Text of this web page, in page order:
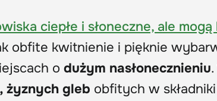
ciepłe i słoneczne, ale
obfite kwitnienie i pięknie
o dużym nasłonecznieniu
żyznych gleb obfitych w